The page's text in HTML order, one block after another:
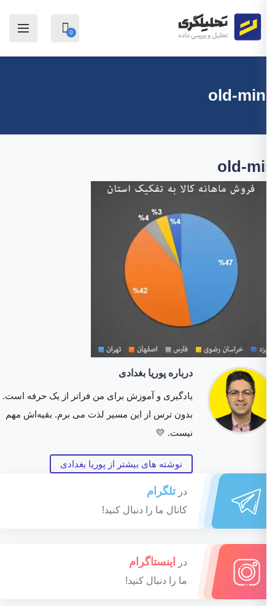
old-min
old-
درباره پوریا بغدادی
یادگیری و آموزش برای من فراتر از یک حرفه است.
بدون ترس از این مسیر لذت می برم. بقیه‌اش مهم
نیست. 💛
نوشته های بیشتر از پوریا بغدادی
درتلگرام
کانال ما را دنبال کنید!
دراینستاگرام
ما را دنبال کنید!